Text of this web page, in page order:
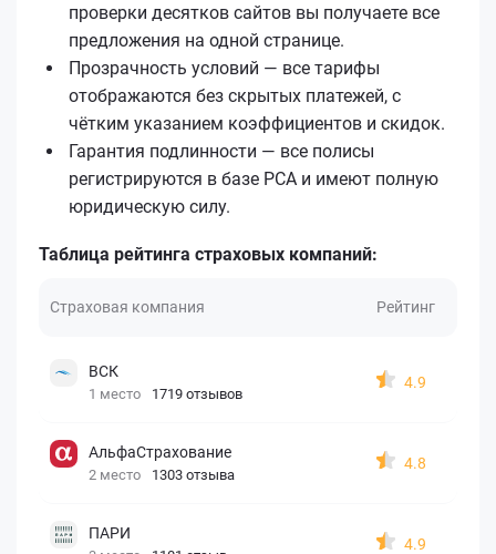
проверки десятков сайтов вы получаете все
предложения на одной странице.
Прозрачность условий — все тарифы
отображаются без скрытых платежей, с
чётким указанием коэффициентов и скидок.
Гарантия подлинности — все полисы
регистрируются в базе РСА и имеют полную
юридическую силу.
Таблица рейтинга страховых компаний:
Страховая компания Рейтинг
ВСК
1 место 1719 отзывов
4.9
АльфаСтрахование
2 место 1303 отзыва
4.8
ПАРИ
4.9